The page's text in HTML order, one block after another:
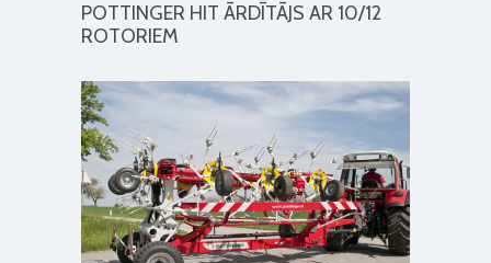
POTTINGER HIT ĀRDĪTĀJS AR 10/12
ROTORIEM